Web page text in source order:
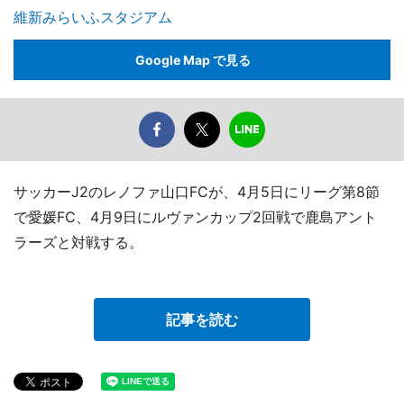
維新みらいふスタジアム
Google Map で見る
サッカーJ2のレノファ山口FCが、4月5日にリーグ第8節
で愛媛FC、4月9日にルヴァンカップ2回戦で鹿島アント
ラーズと対戦する。
記事を読む